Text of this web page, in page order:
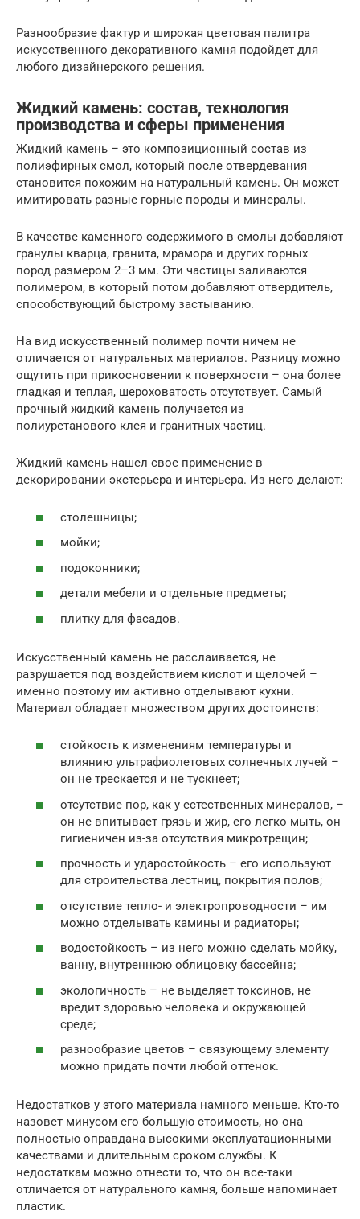
Разнообразие фактур и широкая цветовая палитра
искусственного декоративного камня подойдет для
любого дизайнерского решения.
Жидкий камень: состав, технология
производства и сферы применения
Жидкий камень – это композиционный состав из
полиэфирных смол, который после отвердевания
становится похожим на натуральный камень. Он может
имитировать разные горные породы и минералы.
В качестве каменного содержимого в смолы добавляют
гранулы кварца, гранита, мрамора и других горных
пород размером 2–3 мм. Эти частицы заливаются
полимером, в который потом добавляют отвердитель,
способствующий быстрому застыванию.
На вид искусственный полимер почти ничем не
отличается от натуральных материалов. Разницу можно
ощутить при прикосновении к поверхности – она более
гладкая и теплая, шероховатость отсутствует. Самый
прочный жидкий камень получается из
полиуретанового клея и гранитных частиц.
Жидкий камень нашел свое применение в
декорировании экстерьера и интерьера. Из него делают:
столешницы;
мойки;
подоконники;
детали мебели и отдельные предметы;
плитку для фасадов.
Искусственный камень не расслаивается, не
разрушается под воздействием кислот и щелочей –
именно поэтому им активно отделывают кухни.
Материал обладает множеством других достоинств:
стойкость к изменениям температуры и
влиянию ультрафиолетовых солнечных лучей –
он не трескается и не тускнеет;
отсутствие пор, как у естественных минералов, –
он не впитывает грязь и жир, его легко мыть, он
гигиеничен из-за отсутствия микротрещин;
прочность и ударостойкость – его используют
для строительства лестниц, покрытия полов;
отсутствие тепло- и электропроводности – им
можно отделывать камины и радиаторы;
водостойкость – из него можно сделать мойку,
ванну, внутреннюю облицовку бассейна;
экологичность – не выделяет токсинов, не
вредит здоровью человека и окружающей
среде;
разнообразие цветов – связующему элементу
можно придать почти любой оттенок.
Недостатков у этого материала намного меньше. Кто-то
назовет минусом его большую стоимость, но она
полностью оправдана высокими эксплуатационными
качествами и длительным сроком службы. К
недостаткам можно отнести то, что он все-таки
отличается от натурального камня, больше напоминает
пластик.